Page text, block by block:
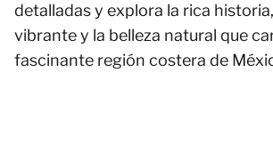
detalladas y explora la rica
vibrante y la belleza natural que
fascinante región costera de